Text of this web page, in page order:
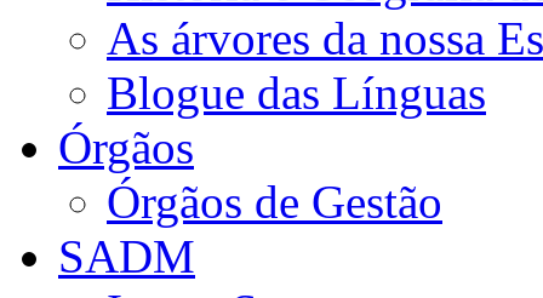
As árvores da nossa
Blogue das Línguas
Órgãos
Órgãos de Gestão
SADM